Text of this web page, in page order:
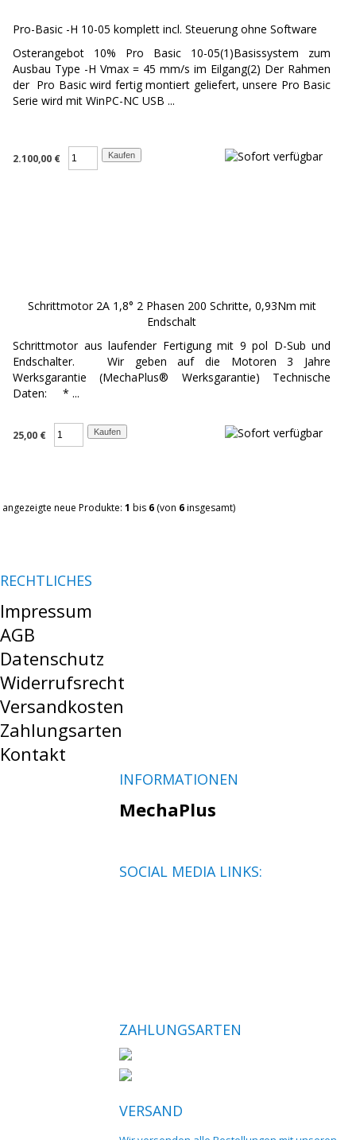
Pro-Basic -H 10-05 komplett incl. Steuerung ohne Software
Osterangebot 10% Pro Basic 10-05(1)Basissystem zum
Ausbau Type -H Vmax = 45 mm/s im Eilgang(2) Der Rahmen
der Pro Basic wird fertig montiert geliefert, unsere Pro Basic
Serie wird mit WinPC-NC USB ...
2.100,00 €
Schrittmotor 2A 1,8° 2 Phasen 200 Schritte, 0,93Nm mit
Endschalt
Schrittmotor aus laufender Fertigung mit 9 pol D-Sub und
Endschalter. Wir geben auf die Motoren 3 Jahre
Werksgarantie (MechaPlus® Werksgarantie) Technische
Daten: * ...
25,00 €
angezeigte neue Produkte: 1 bis 6 (von 6insgesamt)
RECHTLICHES
Impressum
AGB
Datenschutz
Widerrufsrecht
Versandkosten
Zahlungsarten
Kontakt
INFORMATIONEN
MechaPlus
SOCIAL MEDIA LINKS:
ZAHLUNGSARTEN
VERSAND